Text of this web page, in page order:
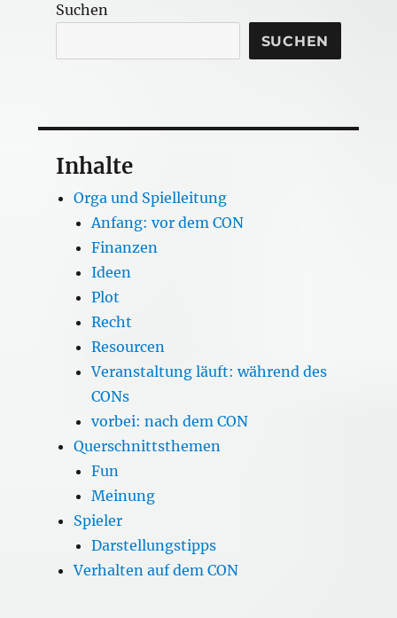
Suchen
SUCHEN
Inhalte
Orga und Spielleitung
Anfang: vor dem CON
Finanzen
Ideen
Plot
Recht
Resourcen
Veranstaltung läuft: während des
CONs
vorbei: nach dem CON
Querschnittsthemen
Fun
Meinung
Spieler
Darstellungstipps
Verhalten auf dem CON